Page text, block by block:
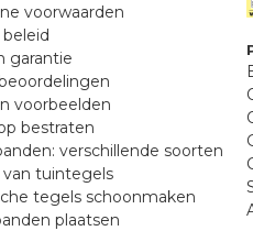
voorwaarden
beleid
garantie
voorbeelden
bestraten
verschillende soorten
tuintegels
tegels schoonmaken
plaatsen